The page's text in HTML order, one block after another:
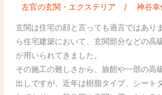
が左官の玄関・エクステリア / 神谷幸
玄関は住宅の顔と言っても過言ではあり
ら住宅建築において、玄関部分などの高
が用いられてきました。
その施工の難しさから、旅館や一部の高
出しですが、近年は樹脂タイプ、シート
高
級
玄